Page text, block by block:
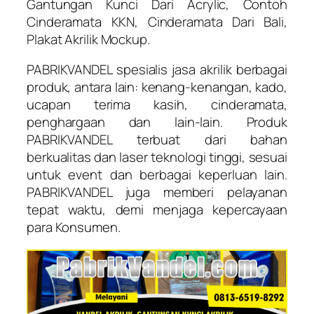
Gantungan Kunci Dari Acrylic, Contoh
Cinderamata KKN, Cinderamata Dari Bali,
Plakat Akrilik Mockup.
PABRIKVANDEL spesialis jasa akrilik berbagai
produk, antara lain: kenang-kenangan, kado,
ucapan terima kasih, cinderamata,
penghargaan dan lain-lain. Produk
PABRIKVANDEL terbuat dari bahan
berkualitas dan laser teknologi tinggi, sesuai
untuk event dan berbagai keperluan lain.
PABRIKVANDEL juga memberi pelayanan
tepat waktu, demi menjaga kepercayaan
para Konsumen.